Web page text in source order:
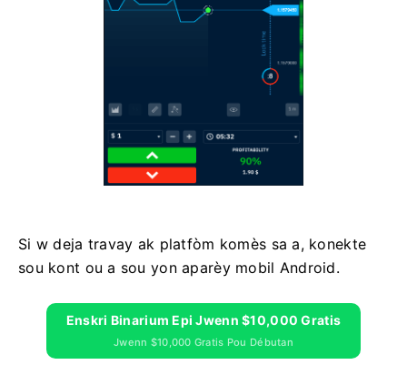
Si w deja travay ak platfòm komès sa a, konekte
sou kont ou a sou yon aparèy mobil Android.
Enskri Binarium Epi Jwenn $10,000 Gratis
Jwenn $10,000 Gratis Pou Débutan